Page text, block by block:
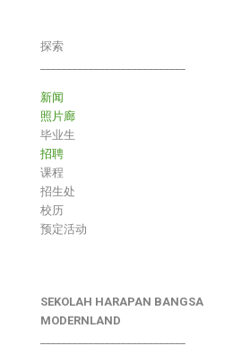
探索
新闻
照片廊
毕业生
招聘
课程
招生处
校历
预定活动
SEKOLAH HARAPAN BANGSA
MODERNLAND